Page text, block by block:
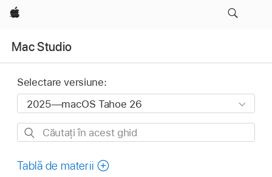
Apple
Mac Studio
Selectare versiune:
Căutați
acest
Tablă de materii